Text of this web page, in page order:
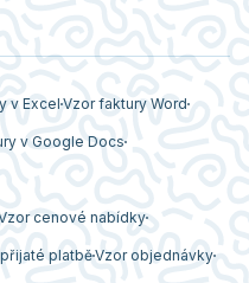
v Excel Vzor faktury Word
v Google Docs
cenové nabídky
platběVzor objednávky